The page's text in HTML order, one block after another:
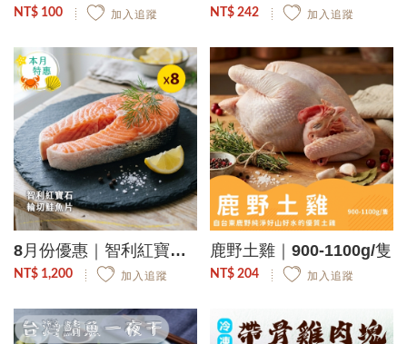
NT$ 100 加入追蹤 NT$ 242 加入追蹤
8月份優惠｜智利紅寶石輪切鮭魚片｜275g/片 8片組
NT$ 1,200 加入追蹤
鹿野土雞｜900-1100g/隻
NT$ 204 加入追蹤